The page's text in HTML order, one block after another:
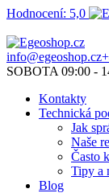
Hodnocení: 5,0
info@egeoshop.cz
SOBOTA 09:00 -
Kontakty
Technická
Jak
Naše
Často
Tipy a
Blog